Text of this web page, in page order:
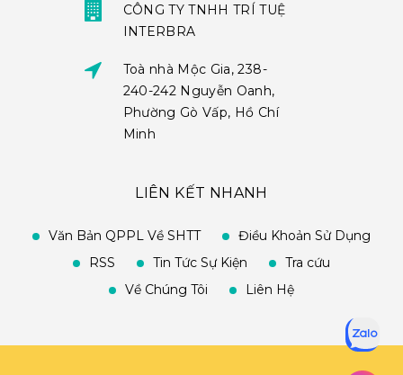
CÔNG TY TNHH TRÍ TUỆ
INTERBRA
Toà nhà Mộc Gia, 238-
240-242 Nguyễn Oanh,
Phường Gò Vấp, Hồ Chí
Minh
LIÊN KẾT NHANH
Văn Bản QPPL Về SHTT
Điều Khoản Sử Dụng
RSS
Tin Tức Sự Kiện
Tra cứu
Về Chúng Tôi
Liên Hệ